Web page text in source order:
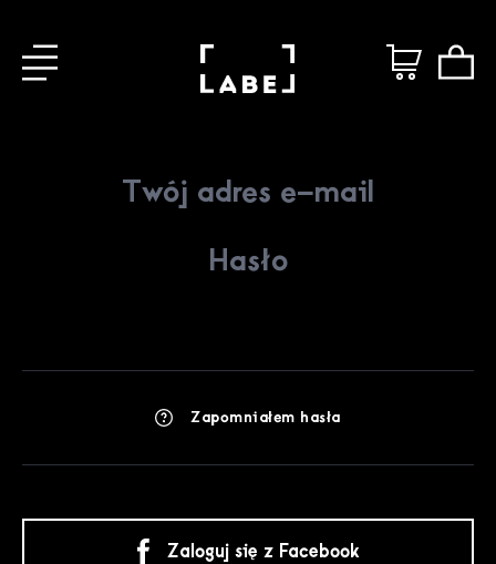
Zapomniałem hasła
Zaloguj się z Facebook